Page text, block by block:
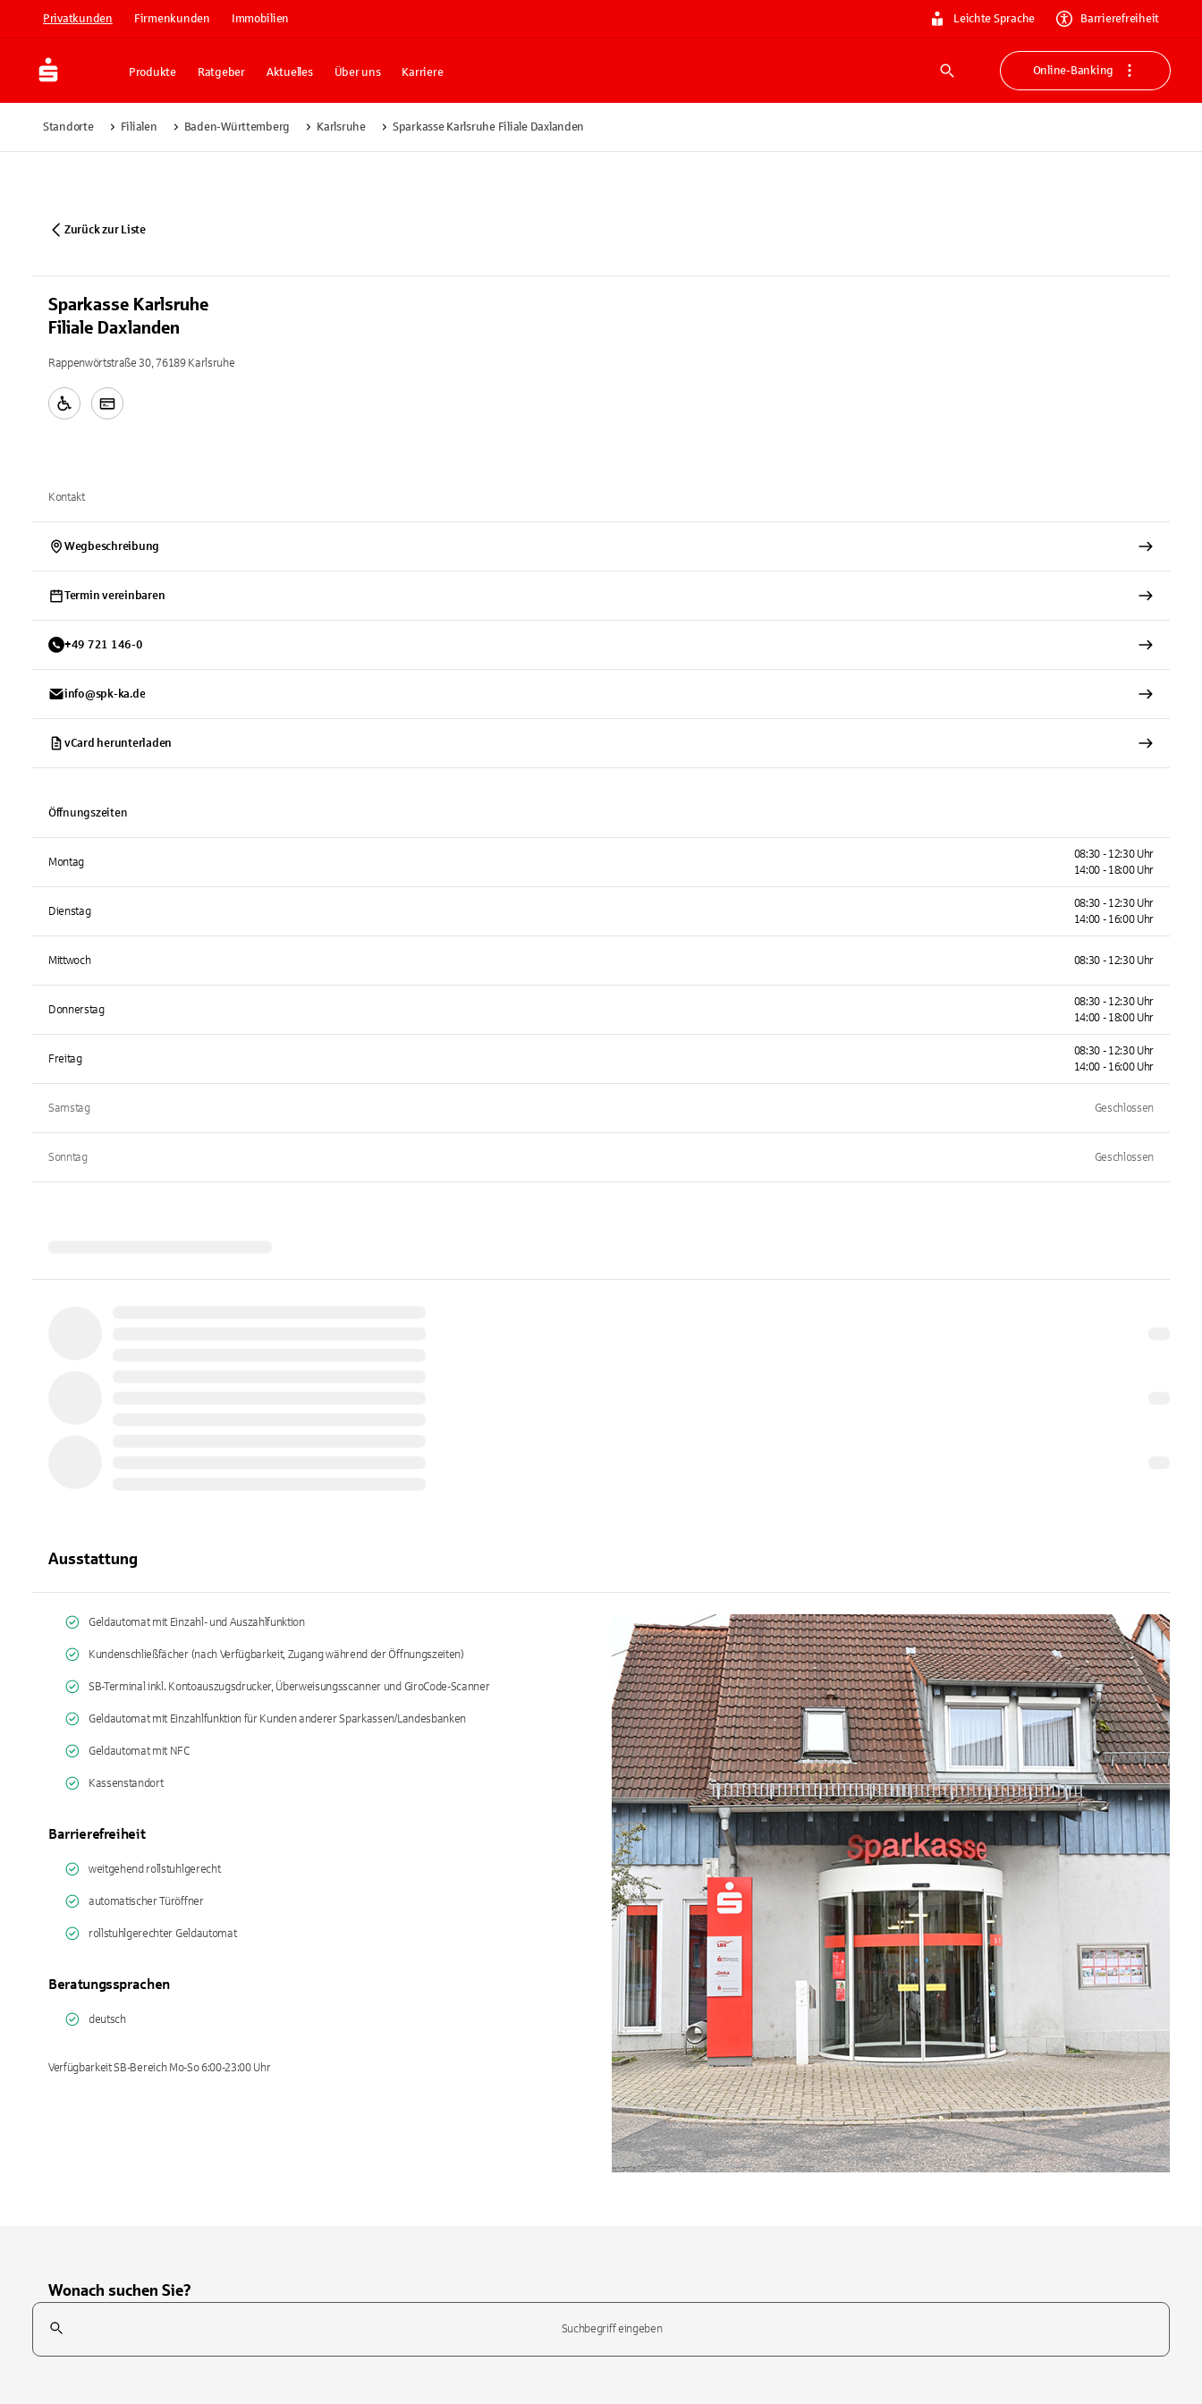
Privatkunden Firmenkunden Immobilien Leichte Sprache Barrierefreiheit
Produkte Ratgeber Aktuelles Über uns Karriere
Suche
Online-Banking
Standorte Filialen Baden-Württemberg Karlsruhe Sparkasse Karlsruhe Filiale Daxlanden
Zurück zur Liste
Sparkasse Karlsruhe
Filiale Daxlanden
Rappenwörtstraße 30, 76189 Karlsruhe
Kontakt
Wegbeschreibung
Termin vereinbaren
+49 721 146-0
info@spk-ka.de
vCard herunterladen
Öffnungszeiten
Montag
08:30 - 12:30 Uhr
14:00 - 18:00 Uhr
Dienstag
08:30 - 12:30 Uhr
14:00 - 16:00 Uhr
Mittwoch 08:30 - 12:30 Uhr
Donnerstag
08:30 - 12:30 Uhr
14:00 - 18:00 Uhr
Freitag
08:30 - 12:30 Uhr
14:00 - 16:00 Uhr
Samstag Geschlossen
Sonntag Geschlossen
Ausstattung
Geldautomat mit Einzahl- und Auszahlfunktion
Kundenschließfächer (nach Verfügbarkeit, Zugang während der Öffnungszeiten)
SB-Terminal inkl. Kontoauszugsdrucker, Überweisungsscanner und GiroCode-Scanner
Geldautomat mit Einzahlfunktion für Kunden anderer Sparkassen/Landesbanken
Geldautomat mit NFC
Kassenstandort
Barrierefreiheit
weitgehend rollstuhlgerecht
automatischer Türöffner
rollstuhlgerechter Geldautomat
Beratungssprachen
deutsch
Verfügbarkeit SB-Bereich Mo-So 6:00-23:00 Uhr
Wonach suchen Sie?
Suchfeld